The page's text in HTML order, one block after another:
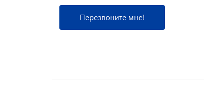
Перезвоните мне!